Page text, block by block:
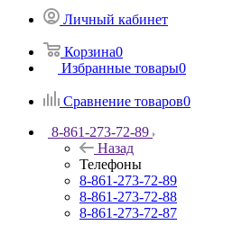
Личный кабинет
Корзина0
Избранные товары0
Сравнение товаров0
8-861-273-72-89
Назад
Телефоны
8-861-273-72-89
8-861-273-72-88
8-861-273-72-87